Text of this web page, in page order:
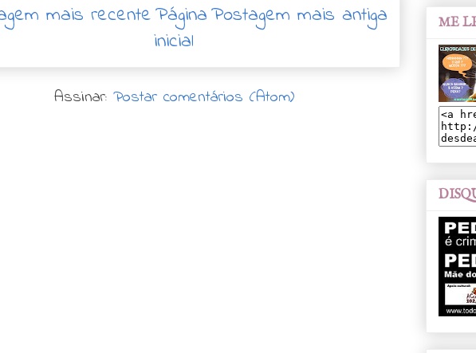
mais recente Postagem mais antiga
Página
inicial
Assinar: Postar comentários (Atom)
ME